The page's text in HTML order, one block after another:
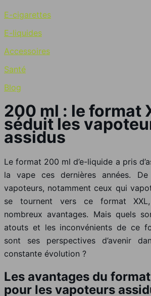
E-cigarettes
E-liquides
Accessoires
Santé
Blog
200 ml : le format
séduit les
assidus
Le format 200 ml d’e-liquide a pris
la vape ces dernières années.
vapoteurs, notamment ceux qui
se tournent vers ce format
nombreux avantages. Mais quels
atouts et les inconvénients de ce
sont ses perspectives d’avenir
constante évolution ?
Les avantages du
pour les vapoteurs